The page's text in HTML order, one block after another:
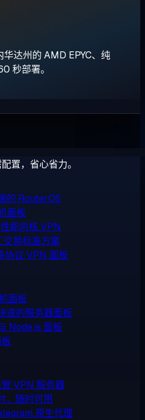
达州的 AMD EPYC、纯
秒部署。
置，省心省力。
的 RouterOS
面板
能内核 VPN
交易标准方案
协议 VPN 面板
面板
速的服务器面板
Node.js 面板
管 VPN 服务器
，随时可用
原生代理